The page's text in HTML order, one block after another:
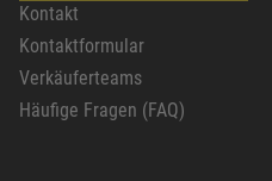
Kontakt
Kontaktformular
Verkäuferteams
Häufige Fragen (FAQ)